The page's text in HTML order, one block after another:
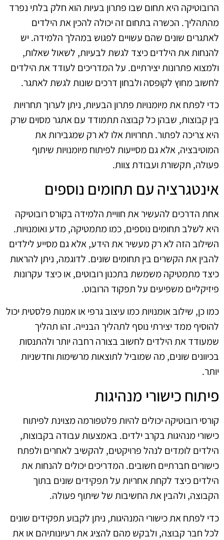
הרובוטיקה היא תחום שבו פתרון בעיות הוא חלק בלתי נפרד
מהתהליך. הכשרה בתחום זה יכולה להכין את הילדים
לאתגרים שונים שהם עשויים לפגוש במהלך הלמידה. יש
להנחות את הילדים כיצד לגשת לבעיות, לשאול שאלות,
ולמצוא פתרונות יצירתיים. על המדריכים לעודד את הילדים
לחשוב מחוץ לקופסה ולבחון דרכים שונות לגשת לאתגר.
כדי לפתח את מיומנויות פתרון הבעיות, ניתן לערוך תחרויות
בין קבוצות, שבהן כל קבוצה תתמודד עם אתגר מסוים שרק
היא צריכה לפתור. תחרויות אלו לא רק שמגבירות את
המוטיבציה, אלא גם מסייעות לפיתוח מיומנויות שיתוף
פעולה, תקשורת ועבודת צוות.
אינטגרציה עם תחומים נוספים
אחת הדרכים להעשיר את חוויית הלמידה בקורס רובוטיקה
היא לשלב תחומים נוספים, כמו מתמטיקה, מדע ואומנויות.
השילוב הזה לא רק מעשיר את הידע, אלא גם מסייע לילדים
להבין את הקשרים בין תחומים שונים. לדוגמה, ניתן להראות
כיצד מתמטיקה משמשת בתכנון רובוטים, או כיצד עקרונות
פיזיקליים משפיעים על תפקוד הרובוט.
כמו כן, שילוב אומנויות כמו עיצוב גרפי או אמנות פלסטית יכול
להוסיף ממד יצירתי נוסף לתהליך הבנייה. זהו תהליך
שמעודד את הילדים לחשוב בצורה רחבה יותר ולהתנסות
בכיוונים שונים, מה שמוביל לתוצאות מרשימות וחדשניות
יותר.
פיתוח כישורי מנהיגות
קורסי רובוטיקה יכולים להיות פלטפורמה מצוינת לפיתוח
כישורי מנהיגות בקרב ילדים. באמצעות עבודה בקבוצות,
הילדים לומדים לנהל פרויקטים, להקשיב לאחרים ולפתח
כישורים חברתיים חשובים. המדריכים יכולים להנחות את
הילדים כיצד לקחת אחריות על תפקידים שונים בתוך
הקבוצה, ולהבין את החשיבות של שיתוף פעולה.
כדי לפתח את כישורי המנהיגות, ניתן לקבוע תפקידים שונים
לכל חבר קבוצה, ולבקש מהם להציג את רעיונותיהם או את